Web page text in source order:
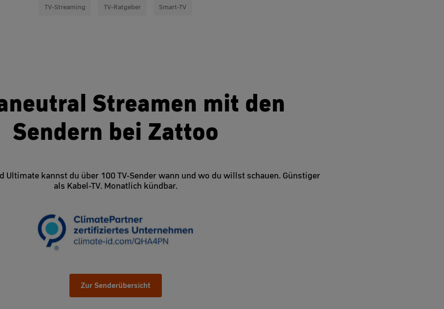
TV-Streaming TV-Ratgeber Smart-TV
Streamen mit den
Sendern bei Zattoo
Ultimate kannst du über 100 TV-Sender wann und wo du willst schauen. Günstiger
als Kabel-TV. Monatlich kündbar.
Zur Senderübersicht